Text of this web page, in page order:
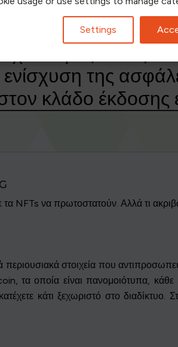
επόμενα
ενίσχυση της
κλάδο έκδοσης
τα NFTs να πρωτοστατούν. Αλλά τι
στοιχεία που
τα οποία είναι πανομοιότυπα,
κάτι ξεχωριστό στο
Settings